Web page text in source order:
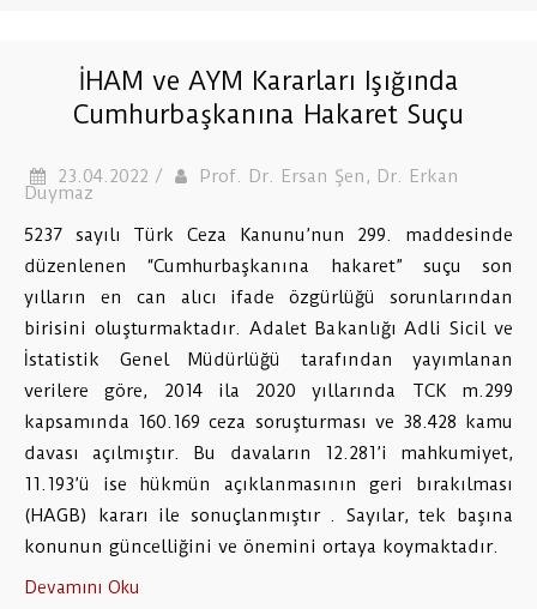
İHAM ve AYM Kararları Işığında
Cumhurbaşkanına Hakaret Suçu
23.04.2022 / Prof. Dr. Ersan Şen, Dr. Erkan
Duymaz
5237 sayılı Türk Ceza Kanunu’nun 299. maddesinde
düzenlenen “Cumhurbaşkanına hakaret” suçu son
yılların en can alıcı ifade özgürlüğü sorunlarından
birisini oluşturmaktadır. Adalet Bakanlığı Adli Sicil ve
İstatistik Genel Müdürlüğü tarafından yayımlanan
verilere göre, 2014 ila 2020 yıllarında TCK m.299
kapsamında 160.169 ceza soruşturması ve 38.428 kamu
davası açılmıştır. Bu davaların 12.281’i mahkumiyet,
11.193’ü ise hükmün açıklanmasının geri bırakılması
(HAGB) kararı ile sonuçlanmıştır . Sayılar, tek başına
konunun güncelliğini ve önemini ortaya koymaktadır.
Devamını Oku